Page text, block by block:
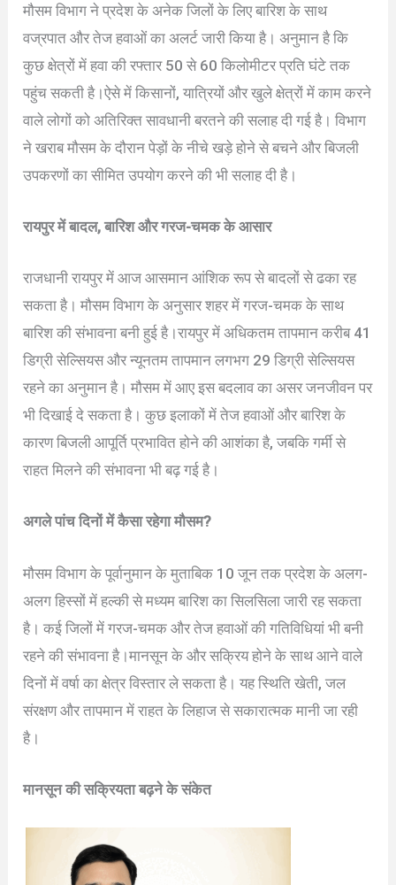
मौसम विभाग ने प्रदेश के अनेक जिलों के लिए बारिश के साथ
वज्रपात और तेज हवाओं का अलर्ट जारी किया है। अनुमान है कि
कुछ क्षेत्रों में हवा की रफ्तार 50 से 60 किलोमीटर प्रति घंटे तक
पहुंच सकती है।ऐसे में किसानों, यात्रियों और खुले क्षेत्रों में काम करने
वाले लोगों को अतिरिक्त सावधानी बरतने की सलाह दी गई है। विभाग
ने खराब मौसम के दौरान पेड़ों के नीचे खड़े होने से बचने और बिजली
उपकरणों का सीमित उपयोग करने की भी सलाह दी है।
रायपुर में बादल, बारिश और गरज-चमक के आसार
राजधानी रायपुर में आज आसमान आंशिक रूप से बादलों से ढका रह
सकता है। मौसम विभाग के अनुसार शहर में गरज-चमक के साथ
बारिश की संभावना बनी हुई है।रायपुर में अधिकतम तापमान करीब 41
डिग्री सेल्सियस और न्यूनतम तापमान लगभग 29 डिग्री सेल्सियस
रहने का अनुमान है। मौसम में आए इस बदलाव का असर जनजीवन पर
भी दिखाई दे सकता है। कुछ इलाकों में तेज हवाओं और बारिश के
कारण बिजली आपूर्ति प्रभावित होने की आशंका है, जबकि गर्मी से
राहत मिलने की संभावना भी बढ़ गई है।
अगले पांच दिनों में कैसा रहेगा मौसम?
मौसम विभाग के पूर्वानुमान के मुताबिक 10 जून तक प्रदेश के अलग-
अलग हिस्सों में हल्की से मध्यम बारिश का सिलसिला जारी रह सकता
है। कई जिलों में गरज-चमक और तेज हवाओं की गतिविधियां भी बनी
रहने की संभावना है।मानसून के और सक्रिय होने के साथ आने वाले
दिनों में वर्षा का क्षेत्र विस्तार ले सकता है। यह स्थिति खेती, जल
संरक्षण और तापमान में राहत के लिहाज से सकारात्मक मानी जा रही
है।
मानसून की सक्रियता बढ़ने के संकेत